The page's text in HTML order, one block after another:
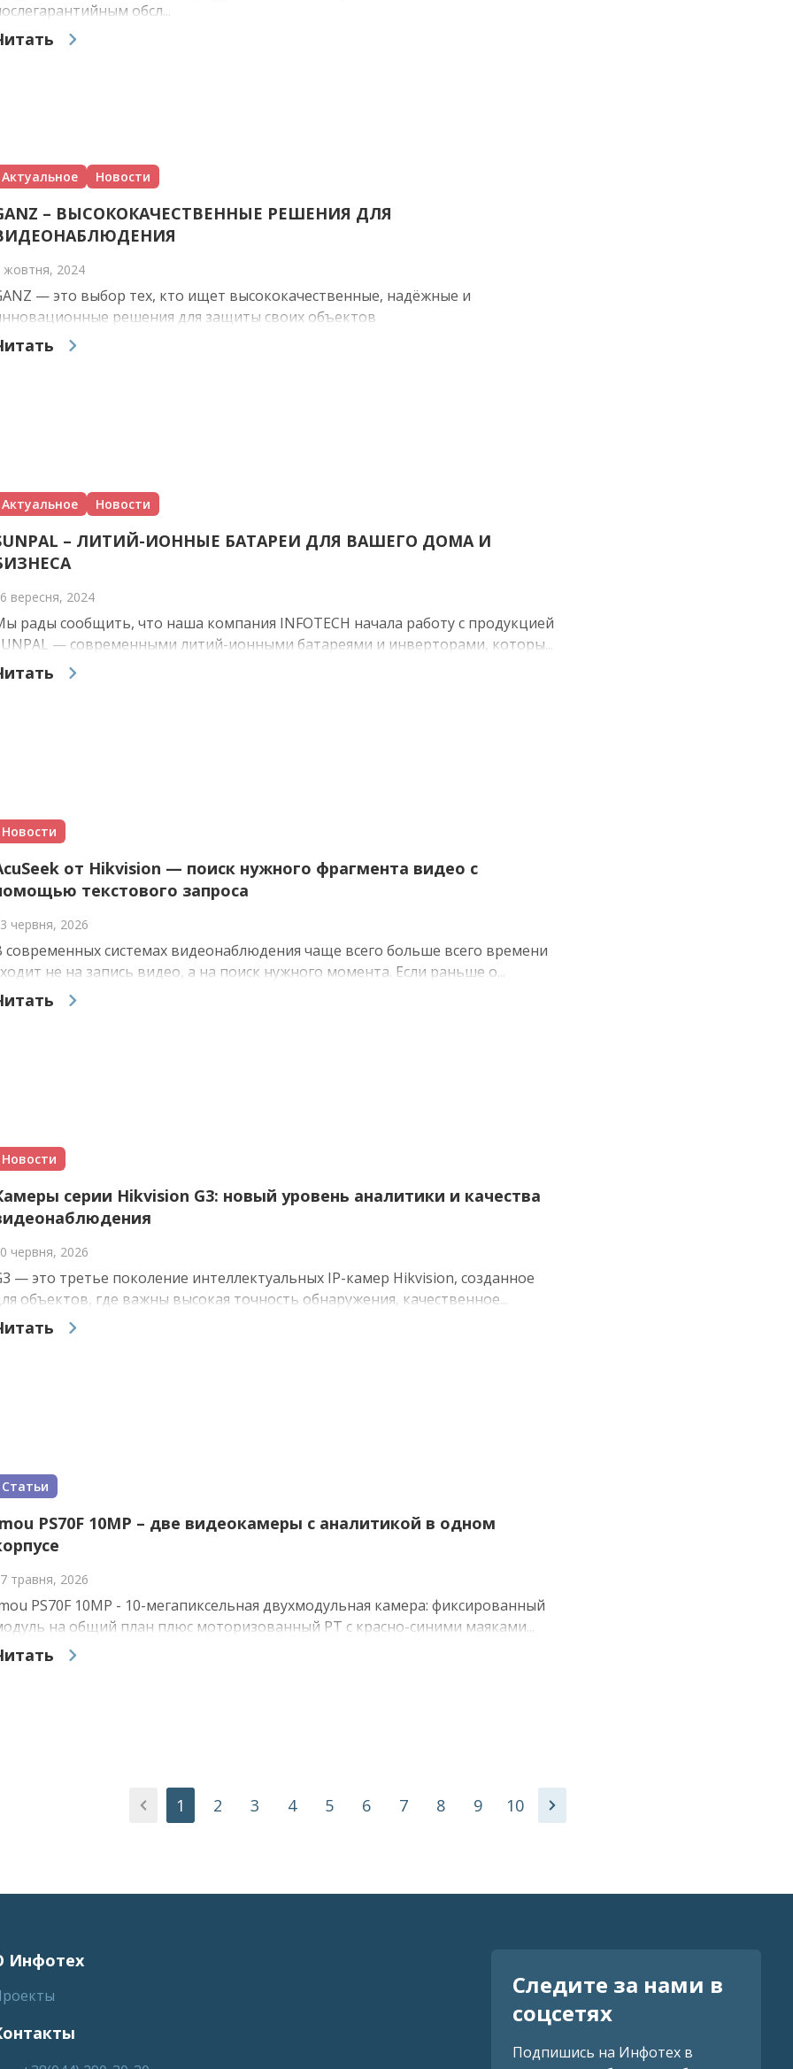
обсл...
Актуальное Новости
– ВЫСОКОКАЧЕСТВЕННЫЕ РЕШЕНИЯ ДЛЯ
жовтня, 2024
— это выбор тех, кто ищет высококачественные, надёжные и
решения для защиты своих объектов
Актуальное Новости
– ЛИТИЙ-ИОННЫЕ БАТАРЕИ ДЛЯ ВАШЕГО ДОМА И
вересня, 2024
рады сообщить, что наша компания INFOTECH начала работу с продукцией
— современными литий-ионными батареями и инверторами, которы...
Новости
от Hikvision — поиск нужного фрагмента видео с
текстового запроса
червня, 2026
современных системах видеонаблюдения чаще всего больше всего времени
не на запись видео, а на поиск нужного момента. Если раньше о...
Новости
серии Hikvision G3: новый уровень аналитики и качества
червня, 2026
— это третье поколение интеллектуальных IP-камер Hikvision, созданное
объектов, где важны высокая точность обнаружения, качественное...
Статьи
PS70F 10MP – две видеокамеры с аналитикой в ​​одном
травня, 2026
PS70F 10MP - 10-мегапиксельная двухмодульная камера: фиксированный
на общий план плюс моторизованный PT с красно-синими маяками...
1 2 3 4 5 6 7 8 9 10
Инфотех
Следите за нами в
соцсетях
Подпишись на Инфотех в